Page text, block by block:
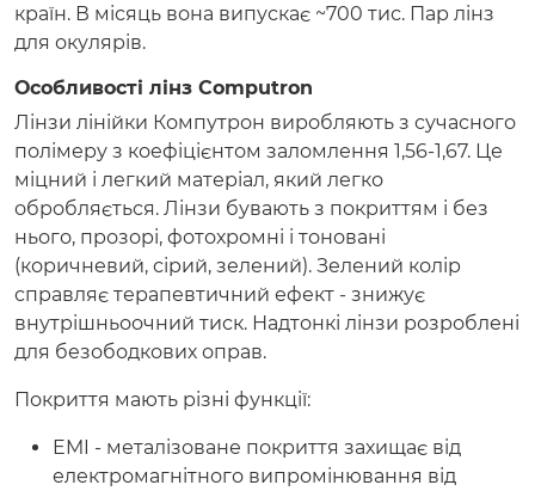
країн. В місяць вона випускає ~700 тис. Пар лінз
для окулярів.
Особливості лінз Computron
Лінзи лінійки Компутрон виробляють з сучасного
полімеру з коефіцієнтом заломлення 1,56-1,67. Це
міцний і легкий матеріал, який легко
обробляється. Лінзи бувають з покриттям і без
нього, прозорі, фотохромні і тоновані
(коричневий, сірий, зелений). Зелений колір
справляє терапевтичний ефект - знижує
внутрішньоочний тиск. Надтонкі лінзи розроблені
для безободкових оправ.
Покриття мають різні функції:
EMI - металізоване покриття захищає від
електромагнітного випромінювання від